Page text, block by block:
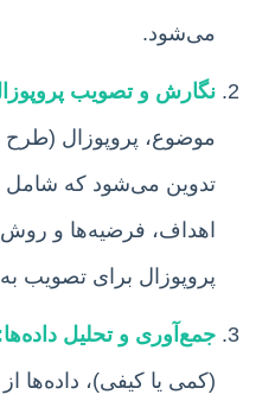
می‌شود.
نگارش و تصویب
موضوع، پروپوزال (طرح
تدوین می‌شود که شامل
اهداف، فرضیه‌ها و
پروپوزال برای تصویب
جمع‌آوری و تحلیل
(کمی یا کیفی)، داده‌ها